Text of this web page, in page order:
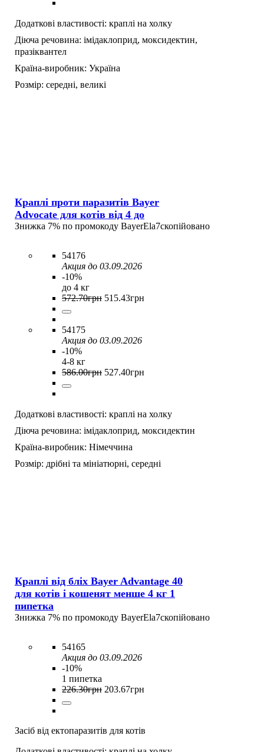
Додаткові властивості: краплі на холку
Діюча речовина: імідаклоприд, моксидектин,
празіквантел
Країна-виробник: Україна
Розмір: середні, великі
Краплі проти паразитів Bayer
Advocate для котів від 4 до
Знижка 7% по промокоду BayerEla7скопійовано
54176
Акция до 03.09.2026
-10%
до 4 кг
572.70грн 515.43грн
54175
Акция до 03.09.2026
-10%
4-8 кг
586.00грн 527.40грн
Додаткові властивості: краплі на холку
Діюча речовина: імідаклоприд, моксидектин
Країна-виробник: Німеччина
Розмір: дрібні та мініатюрні, середні
Краплі від бліх Bayer Advantage 40
для котів і кошенят менше 4 кг 1
пипетка
Знижка 7% по промокоду BayerEla7скопійовано
54165
Акция до 03.09.2026
-10%
1 пипетка
226.30грн 203.67грн
Засіб від ектопаразитів для котів